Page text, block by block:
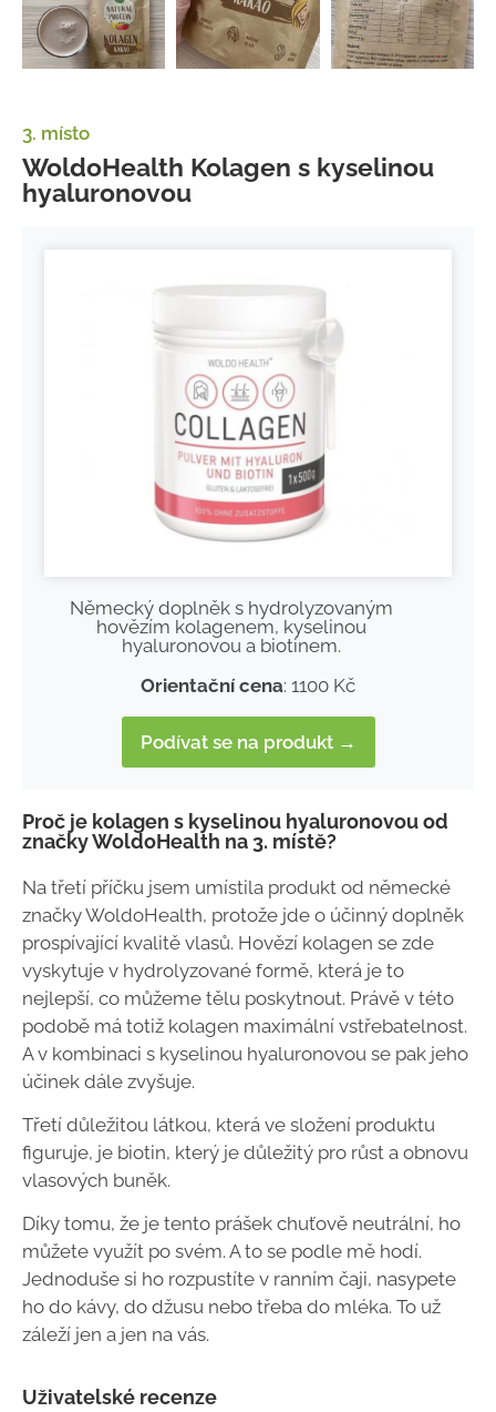
3. místo
WoldoHealth Kolagen s kyselinou
hyaluronovou
Německý doplněk s hydrolyzovaným
hovězím kolagenem, kyselinou
hyaluronovou a biotinem.
Orientační cena: 1100 Kč
Podívat se na produkt →
Proč je kolagen s kyselinou hyaluronovou od
značky WoldoHealth na 3. místě?
Na třetí příčku jsem umístila produkt od německé
značky WoldoHealth, protože jde o účinný doplněk
prospívající kvalitě vlasů. Hovězí kolagen se zde
vyskytuje v hydrolyzované formě, která je to
nejlepší, co můžeme tělu poskytnout. Právě v této
podobě má totiž kolagen maximální vstřebatelnost.
A v kombinaci s kyselinou hyaluronovou se pak jeho
účinek dále zvyšuje.
Třetí důležitou látkou, která ve složení produktu
figuruje, je biotin, který je důležitý pro růst a obnovu
vlasových buněk.
Díky tomu, že je tento prášek chuťově neutrální, ho
můžete využít po svém. A to se podle mě hodí.
Jednoduše si ho rozpustíte v ranním čaji, nasypete
ho do kávy, do džusu nebo třeba do mléka. To už
záleží jen a jen na vás.
Uživatelské recenze